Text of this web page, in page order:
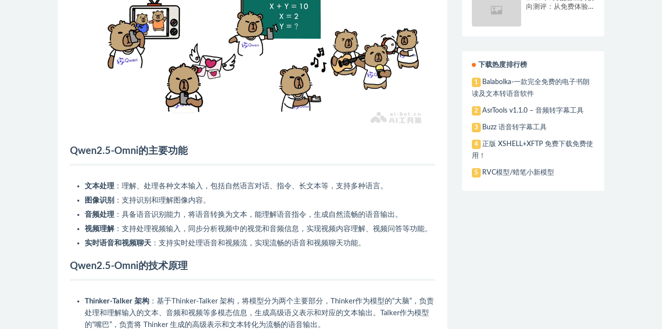
Qwen2.5-Omni的主要功能
文本处理 ：理解、处理各种文本输入，包括自然语言对话、指令、长文本等，支持多种语言。
图像识别 ：支持识别和理解图像内容。
音频处理 ：具备语音识别能力，将语音转换为文本，能理解语音指令，生成自然流畅的语音输出。
视频理解：支持处理视频输入，同步分析视频中的视觉和音频信息，实现视频内容理解、视频问答等功能。
实时语音和视频聊天 ：支持实时处理语音和视频流，实现流畅的语音和视频聊天功能。
Qwen2.5-Omni的技术原理
Thinker-Talker 架构 ：基于Thinker-Talker 架构，将模型分为两个主要部分，Thinker作为模型的“大脑”，负责
处理和理解输入的文本、音频和视频等多模态信息，生成高级语义表示和对应的文本输出。Talker作为模型
的“嘴巴”，负责将 Thinker 生成的高级表示和文本转化为流畅的语音输出。
向测评：从免费体验
下载热度排行榜
1
Balabolka-一款完全免费的电子书朗
读及文本转语音软件
2 AsrTools v1.1.0 – 音频转字幕工具
3 Buzz 语音转字幕工具
4
正版 XSHELL+XFTP 免费下载免费使
用！
5 RVC模型/蜡笔小新模型